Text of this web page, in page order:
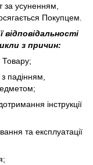
за усуненням,
Покупцем.
відповідальності
з причин:
падінням,
інструкції
та експлуатації